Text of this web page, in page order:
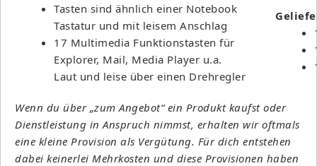
Tasten sind ähnlich einer Notebook
Tastatur und mit leisem Anschlag
17 Multimedia Funktionstasten für
Explorer, Mail, Media Player u.a.
Laut und leise über einen Drehregler
Wenn du über „zum Angebot“ ein Produkt kaufst oder
Dienstleistung in Anspruch nimmst, erhalten wir oftmals
eine kleine Provision als Vergütung. Für dich entstehen
dabei keinerlei Mehrkosten und diese Provisionen haben